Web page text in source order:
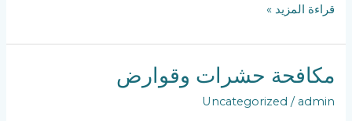
شركة
حشرات
قراءة المزيد »
مكافحة حشرات وقوارض
Uncategorized / admin